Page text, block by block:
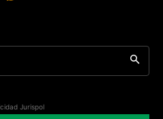
Jurispol